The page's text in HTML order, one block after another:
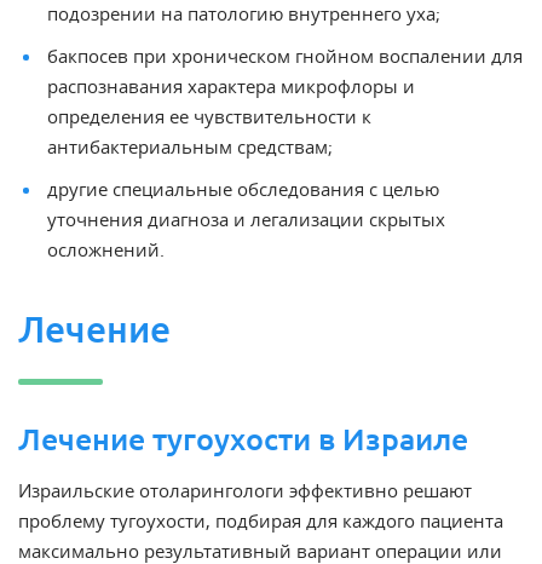
подозрении на патологию внутреннего уха;
бакпосев при хроническом гнойном воспалении для
распознавания характера микрофлоры и
определения ее чувствительности к
антибактериальным средствам;
другие специальные обследования с целью
уточнения диагноза и легализации скрытых
осложнений.
Лечение
Лечение тугоухости в Израиле
Израильские отоларингологи эффективно решают
проблему тугоухости, подбирая для каждого пациента
максимально результативный вариант операции или